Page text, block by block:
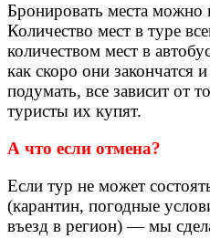
Бронировать места можно
Количество мест в туре
количеством мест в
как скоро они закончатся
подумать, все зависит от
туристы их купят.
А что если отмена?
Если тур не может
(карантин, погодные
въезд в регион) — мы